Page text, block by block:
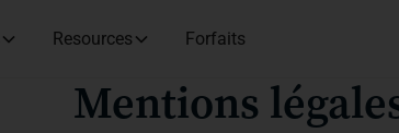
Resources Forfaits
Mentions